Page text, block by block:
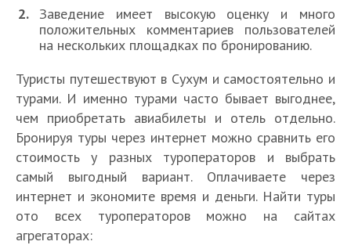
Заведение имеет высокую оценку и много
положительных комментариев пользователей
на нескольких площадках по бронированию.
Туристы путешествуют в Сухум и самостоятельно и
турами. И именно турами часто бывает выгоднее,
чем приобретать авиабилеты и отель отдельно.
Бронируя туры через интернет можно сравнить его
стоимость у разных туроператоров и выбрать
самый выгодный вариант. Оплачиваете через
интернет и экономите время и деньги. Найти туры
ото всех туроператоров можно на сайтах
агрегаторах: